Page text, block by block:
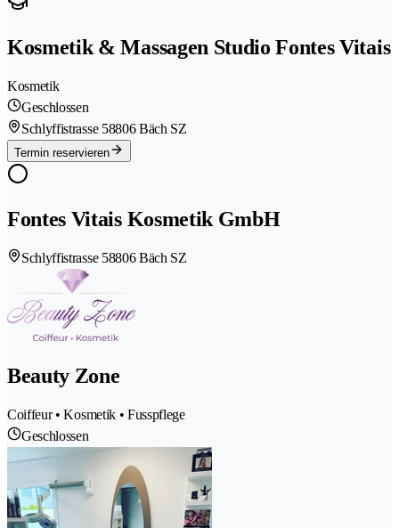
Kosmetik & Massagen Studio Fontes Vitais
Kosmetik
Geschlossen
Schlyffistrasse 58806 Bäch SZ
Termin reservieren
Fontes Vitais Kosmetik GmbH
Schlyffistrasse 58806 Bäch SZ
Beauty Zone
Coiffeur • Kosmetik • Fusspflege
Geschlossen